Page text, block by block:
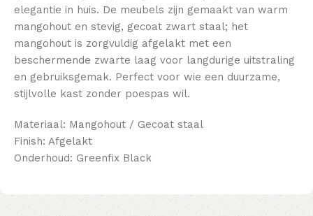
elegantie in huis. De meubels zijn gemaakt van warm
mangohout en stevig, gecoat zwart staal; het
mangohout is zorgvuldig afgelakt met een
beschermende zwarte laag voor langdurige uitstraling
en gebruiksgemak. Perfect voor wie een duurzame,
stijlvolle kast zonder poespas wil.
Materiaal: Mangohout / Gecoat staal
Finish: Afgelakt
Onderhoud: Greenfix Black